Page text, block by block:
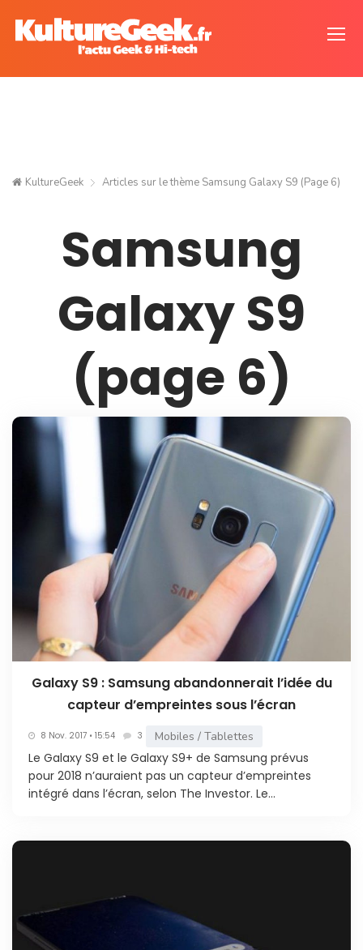
KultureGeek Articles sur le thème Samsung Galaxy S9 (Page 6)
Samsung
Galaxy S9
(page 6)
Galaxy S9 : Samsung abandonnerait l’idée du
capteur d’empreintes sous l’écran
8 Nov. 2017 • 15:54 3 Mobiles / Tablettes
Le Galaxy S9 et le Galaxy S9+ de Samsung prévus
pour 2018 n’auraient pas un capteur d’empreintes
intégré dans l’écran, selon The Investor. Le...